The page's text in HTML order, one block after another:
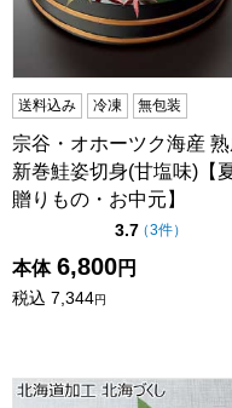
送料込み 冷凍 無包装
宗谷・オホーツク海産
新巻鮭姿切身(甘塩味)【
贈りもの・お中元】
3.7点（5点満点
（3件の評価
）
本体 6,800円
税込 7,344円
北海道加工 北海づくし